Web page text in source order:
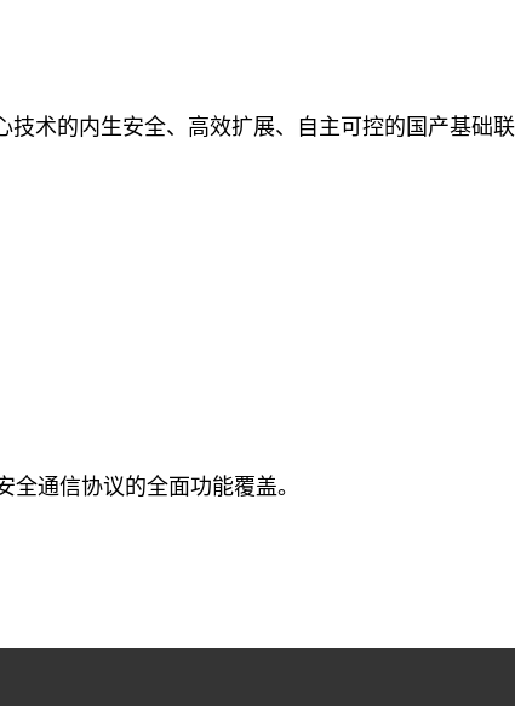
术的内生安全、高效扩展、自主可控的国产基础联
通信协议的全面功能覆盖。